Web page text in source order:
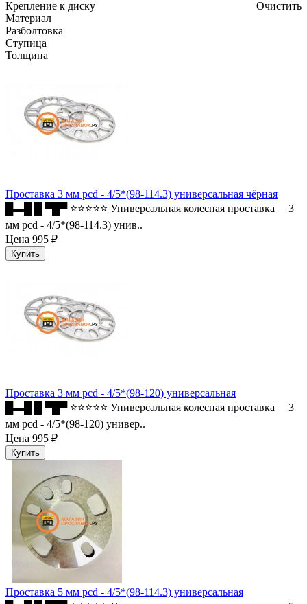
Очистить
Крепление к диску
Материал
Разболтовка
Ступица
Толщина
Проставка 3 мм pcd - 4/5*(98-114.3) универсальная чёрная
█▬█ █ ▀█▀ ⭐⭐⭐⭐⭐ Универсальная колесная проставка 3
мм pcd - 4/5*(98-114.3) унив..
Цена 995 ₽
Проставка 3 мм pcd - 4/5*(98-120) универсальная
█▬█ █ ▀█▀ ⭐⭐⭐⭐⭐ Универсальная колесная проставка 3
мм pcd - 4/5*(98-120) универ..
Цена 995 ₽
Проставка 5 мм pcd - 4/5*(98-114.3) универсальная